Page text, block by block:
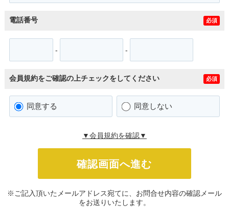
電話番号 必須
- -
会員規約をご確認の上チェックをしてください 必須
同意する 同意しない
▼会員規約を確認▼
※ご記入頂いたメールアドレス宛てに、お問合せ内容の確認メール
をお送りいたします。